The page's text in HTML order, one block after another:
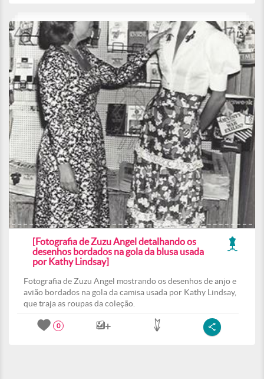
[Fotografia de Zuzu Angel detalhando os
desenhos bordados na gola da blusa usada
por Kathy Lindsay]
Fotografia de Zuzu Angel mostrando os desenhos de anjo e
avião bordados na gola da camisa usada por Kathy Lindsay,
que traja as roupas da coleção.
0